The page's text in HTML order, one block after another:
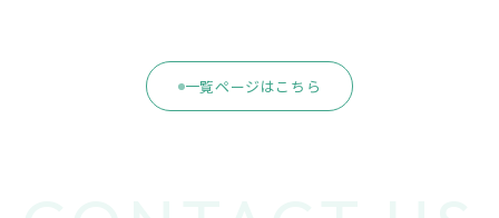
一覧ページはこちら